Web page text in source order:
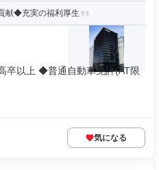
献◆充実の福利厚生
卒以上 ◆普通自動車免許(AT限
気になる